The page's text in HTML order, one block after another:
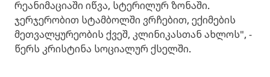
რეანიმაციაში იწვა, სტერილურ ზონაში.
ჯერჯერობით სტამბოლში ვრჩებით, ექიმების
მეთვალყურეობის ქვეშ, კლინიკასთან ახლოს", -
წერს კრისტინა სოციალურ ქსელში.